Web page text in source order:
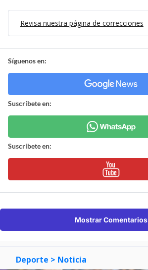
Revisa nuestra página de correcciones
Síguenos en:
Suscríbete en:
Suscríbete en:
Mostrar Comentarios
Deporte > Noticia